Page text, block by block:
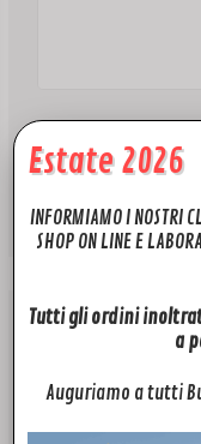
Landing
Estate 2026
INFORMIAMO I NOSTRI
SHOP ON LINE E
Tutti gli ordini
a
Auguriamo a tutti